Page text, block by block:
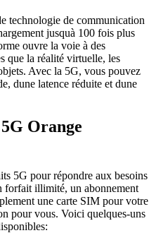
technologie de communication
jusquà 100 fois plus
ouvre la voie à des
que la réalité virtuelle, les
Avec la 5G, vous pouvez
dune latence réduite et dune
Orange
5G pour répondre aux besoins
forfait illimité, un abonnement
une carte SIM pour votre
pour vous. Voici quelques-uns